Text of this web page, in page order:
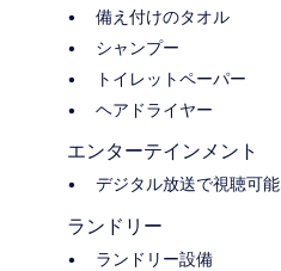
備え付けのタオル
シャンプー
トイレットペーパー
ヘアドライヤー
エンターテインメント
デジタル放送で視聴可
ランドリー
ランドリー設備